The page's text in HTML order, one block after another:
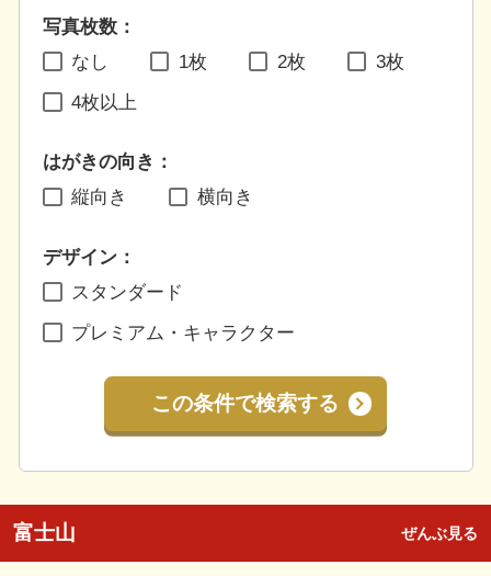
写真枚数：
なし
1枚 2枚 3枚
4枚以上
はがきの向き：
縦向き
横向き
デザイン：
スタンダード
プレミアム・キャラクター
この条件で検索する
富士山 ぜんぶ見る